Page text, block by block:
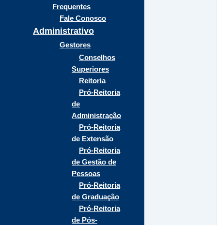
Frequentes
Fale Conosco
Administrativo
Gestores
Conselhos
Superiores
Reitoria
Pró-Reitoria
de
Administração
Pró-Reitoria
de Extensão
Pró-Reitoria
de Gestão de
Pessoas
Pró-Reitoria
de Graduação
Pró-Reitoria
de Pós-